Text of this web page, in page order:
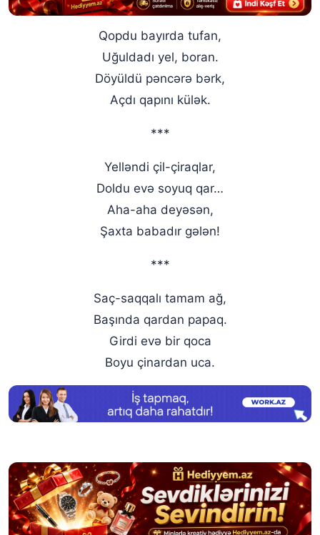
Qopdu bayırda tufan,
Uğuldadı yel, boran.
Döyüldü pəncərə bərk,
Açdı qapını külək.
***
Yelləndi çil-çiraqlar,
Doldu evə soyuq qar…
Aha-aha deyəsən,
Şaxta babadır gələn!
***
Saç-saqqalı tamam ağ,
Başında qardan papaq.
Girdi evə bir qoca
Boyu çinardan uca.